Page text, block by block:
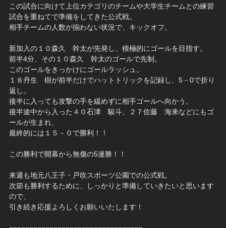
この試合に向けて上位カテゴリのチームや大学生チームとの練習
試合を重ねてで準備をしてきた公式戦。
相手チームの人数が揃わない状況で、キックオフ。
新加入の１０森久 幹太が先発し、積極的にゴールを目指す。
前半4分、その１０森久 幹太のゴールで先制。
このゴールをきっかけにゴールラッシュ。
１８丹生 樹が前半だけでハットトリックを記録し、5－0で折り
返し。
後半に入っても攻撃の手を緩めずに相手ゴールへ向かう。
後半途中から入った４０石津 駿斗、２７佐藤 海来などにもゴ
ールが生まれ、
最終的には１５－０で勝利！！
この勝利で開幕から無傷の5連勝！！
来週も地元八王子・戸吹スポーツ公園での公式戦。
次節も勝利するために、しっかりと準備していきたいと思います
ので、
引き続き応援よろしくお願いいたします！